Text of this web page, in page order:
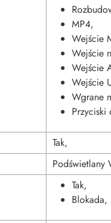
MP4,
Wejście
Wejście
Wejście
Wejście
Wgrane
Tak,
Podświetlany
Tak,
Blokada,